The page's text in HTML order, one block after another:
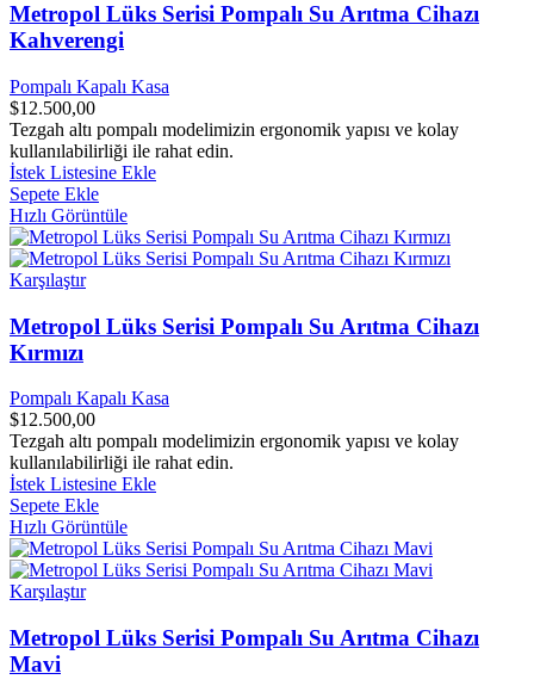
Metropol Lüks Serisi Pompalı Su Arıtma Cihazı
Kahverengi
Pompalı Kapalı Kasa
$12.500,00
Tezgah altı pompalı modelimizin ergonomik yapısı ve kolay
kullanılabilirliği ile rahat edin.
İstek Listesine Ekle
Sepete Ekle
Hızlı Görüntüle
Karşılaştır
Metropol Lüks Serisi Pompalı Su Arıtma Cihazı
Kırmızı
Pompalı Kapalı Kasa
$12.500,00
Tezgah altı pompalı modelimizin ergonomik yapısı ve kolay
kullanılabilirliği ile rahat edin.
İstek Listesine Ekle
Sepete Ekle
Hızlı Görüntüle
Karşılaştır
Metropol Lüks Serisi Pompalı Su Arıtma Cihazı
Mavi